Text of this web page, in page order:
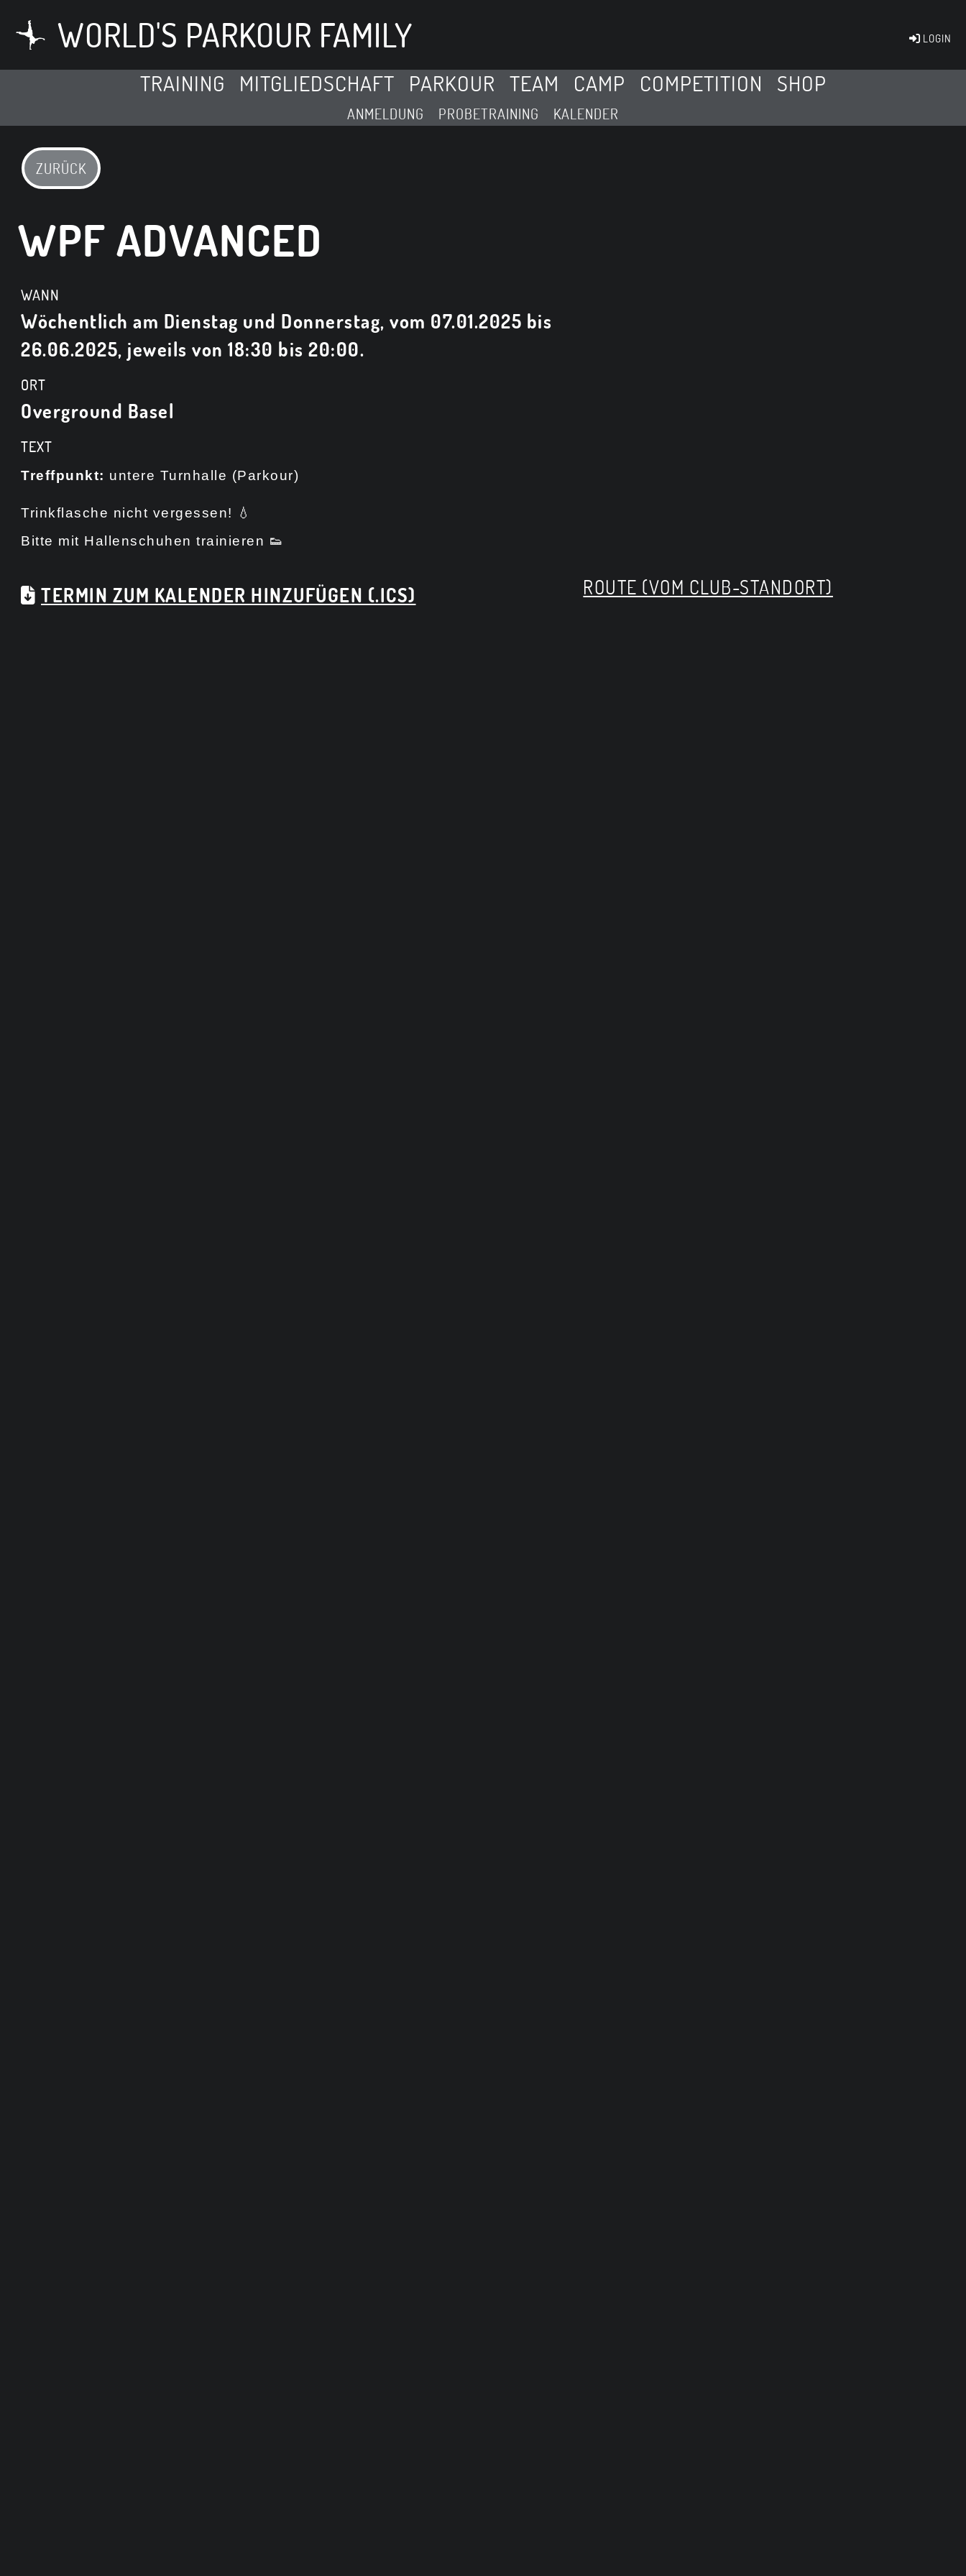
WORLD'S PARKOUR FAMILY LOGIN
TRAINING MITGLIEDSCHAFT PARKOUR TEAM CAMP COMPETITION SHOP
ANMELDUNG PROBETRAINING KALENDER
ZURÜCK
WPF ADVANCED
WANN
Wöchentlich am Dienstag und Donnerstag, vom 07.01.2025 bis
26.06.2025, jeweils von 18:30 bis 20:00.
ORT
Overground Basel
TEXT
Treffpunkt: untere Turnhalle (Parkour)
Trinkflasche nicht vergessen! 💧
Bitte mit Hallenschuhen trainieren 👟
TERMIN ZUM KALENDER HINZUFÜGEN (.ICS) ROUTE (VOM CLUB-STANDORT)